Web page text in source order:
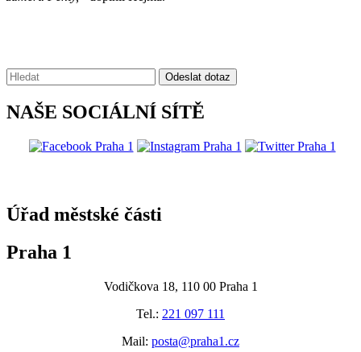
Vyhledávání: Odeslat dotaz
NAŠE SOCIÁLNÍ SÍTĚ
Úřad městské části
Praha 1
Vodičkova 18, 110 00 Praha 1
Tel.: 221 097 111
Mail: posta@praha1.cz